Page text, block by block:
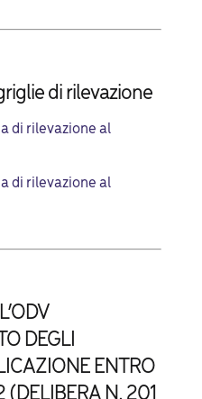
di rilevazione
di rilevazione al
di rilevazione al
DEGLI
ENTRO
N. 201